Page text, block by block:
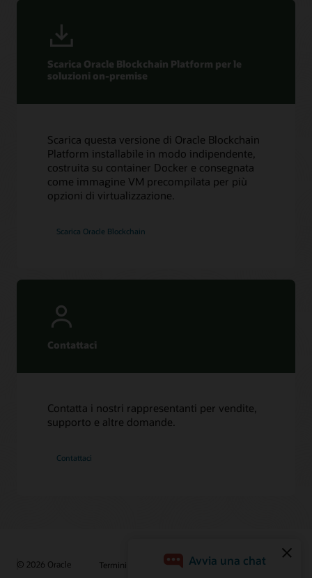
Scarica Oracle Blockchain Platform per le
soluzioni on-premise
Scarica questa versione di Oracle Blockchain
Platform installabile in modo indipendente,
costruita su container Docker e consegnata
come immagine VM precompilata per più
opzioni di virtualizzazione.
Scarica Oracle Blockchain
Contattaci
Contatta i nostri rappresentanti per vendite,
supporto e altre domande.
Contattaci
© 2026 Oracle Termini d'uso e privacy P.Iva: 03189950961